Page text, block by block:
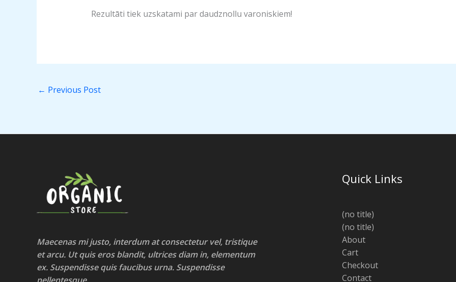
Rezultāti tiek uzskatami par daudznollu varoniskiem!
← Previous Post
Maecenas mi justo, interdum at consectetur vel, tristique
et arcu. Ut quis eros blandit, ultrices diam in, elementum
ex. Suspendisse quis faucibus urna. Suspendisse
Quick Links
(no title)
(no title)
About
Cart
Checkout
Contact